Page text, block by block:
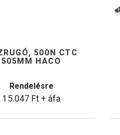
500N CTC
505MM HACO
Rendelésre
15.047 Ft+ áfa